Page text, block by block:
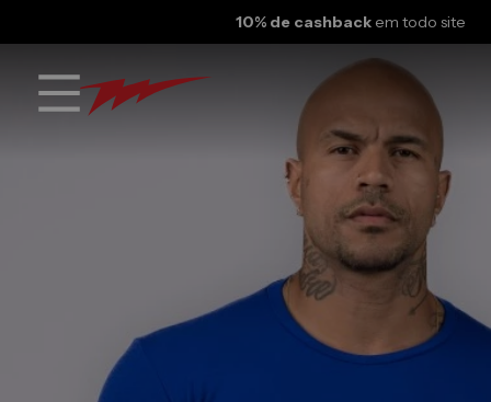
6x sem jurosnos cartões de crédito